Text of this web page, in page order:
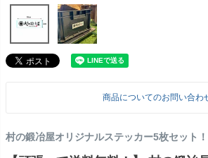
商品についてのお問い合わ
村の鍛冶屋オリジナルステッカー5枚セット！